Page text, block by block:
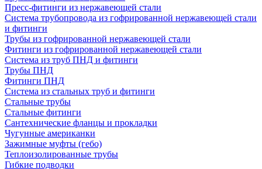
Пресс-фитинги из нержавеющей стали
Система трубопровода из гофрированной нержавеющей стали
и фитинги
Трубы из гофрированной нержавеющей стали
Фитинги из гофрированной нержавеющей стали
Система из труб ПНД и фитинги
Трубы ПНД
Фитинги ПНД
Система из стальных труб и фитинги
Стальные трубы
Стальные фитинги
Сантехнические фланцы и прокладки
Чугунные американки
Зажимные муфты (гебо)
Теплоизолированные трубы
Гибкие подводки